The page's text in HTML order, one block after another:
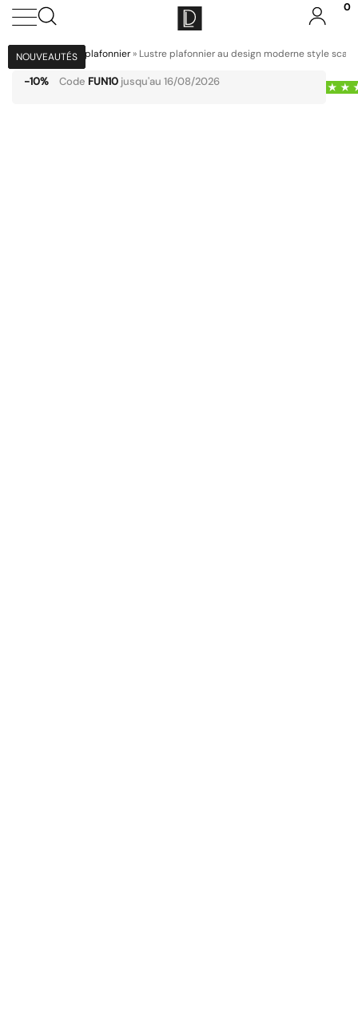
0
Accueil»Lustre plafonnier» Lustre plafonnier au design moderne style
-10% Code FUN10 jusqu'au 16/08/2026
NOUVEAUTÉS
NOUVEAUTÉS
NOUVEAUTÉS
NOUVEAUTÉS